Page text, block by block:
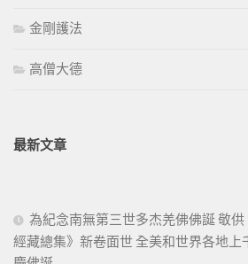
金剛護法
高僧大德
最新文章
為紀念南無第三世多杰羌佛佛誕 敬
經藏總集》新卷面世 全美和世界各地上